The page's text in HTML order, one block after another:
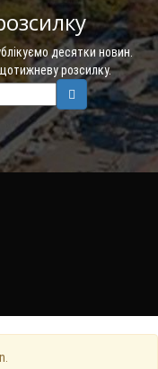
десятки новин.
розсилку.